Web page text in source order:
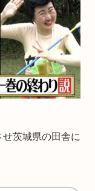
茨城県の田舎に